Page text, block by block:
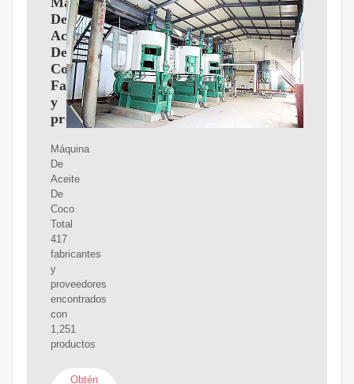
De
Aceite
De
Coco
Fabricantes
y
proveedores
Máquina
De
Aceite
De
Coco
Total
417
fabricantes
y
proveedores
encontrados
con
1,251
productos
Obtén